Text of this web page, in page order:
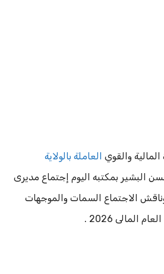
المالية والقوي العاملة بالولاية
البشير بمكتبه اليوم إجتماع مديرى
وناقش الاجتماع السمات والموجهات
المالى 2026 .